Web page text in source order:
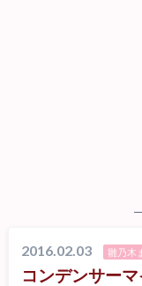
2016.02.03 雛乃木
コンデンサー